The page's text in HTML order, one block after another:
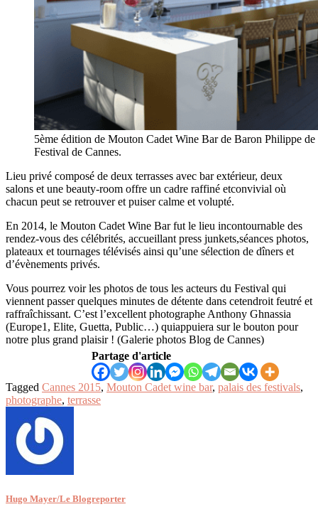
5ème édition de Mouton Cadet Wine Bar de Baron Philippe
Festival de Cannes.
Lieu privé composé de deux terrasses avec bar extérieur, deux
salons et une beauty-room offre un cadre raffiné etconvivial où
chacun peut se retrouver et puiser calme et volupté.
En 2014, le Mouton Cadet Wine Bar fut le lieu incontournable des
rendez-vous des célébrités, accueillant press junkets,séances photos,
plateaux et tournages télévisés ainsi qu’une sélection de dîners et
d’évènements privés.
Vous pourrez voir les photos de tous les acteurs du Festival qui
viennent passer quelques minutes de détente dans cetendroit feutré et
raffraîchissant. C’est l’excellent photographe Anthony Ghnassia
(Europe1, Elite, Guetta, Public…) quiappuiera sur le bouton pour
notre plus grand plaisir ! (Galerie photos Blog de Cannes)
Partage d'article
Tagged Cannes 2015, Mouton Cadet wine bar, palais des festivals,
photographe, terrasse
Hugo Mayer/Le Blogreporter